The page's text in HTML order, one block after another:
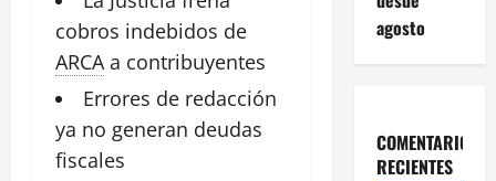
cobros indebidos de
ARCA a contribuyentes
Errores de redacción
ya no generan deudas
fiscales
agosto
COMENTARIOS
RECIENTES